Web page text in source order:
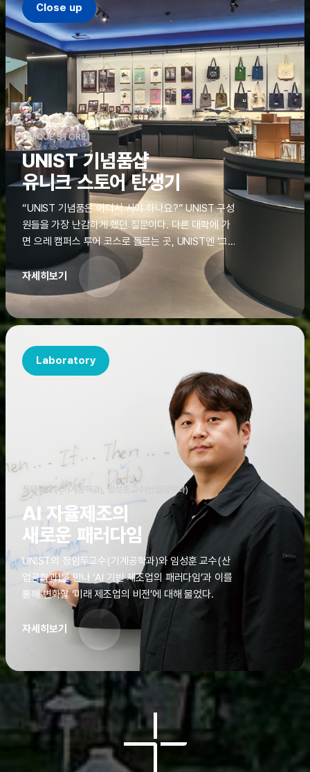
Close up
UNIQUE STORE
UNIST 기념품샵
유니크 스토어 탄생기
“UNIST 기념품은 어디서 사야 하나요?” UNIST 구성
원들을 가장 난감하게 했던 질문이다. 다른 대학에 가
면 으레 캠퍼스 투어 코스로 들르는 곳, UNIST엔 ‘그
것’이 없었다. 학교 탐방을 왔던 고등학생도, 자녀를 방
문하러 온 학부모도 빈손으로 돌려보내야 했던 아쉬움
을 달래줄 공간이 ‘유니크 스토어(UNIQUE
STORE)’라는 이름으로 지난해 11월 문을 열었다.
자세히보기
Laboratory
정임두교수(기계공학과), 임성훈교수(산업공학과)
AI 자율제조의
새로운 패러다임
UNIST의 정임두교수(기계공학과)와 임성훈 교수(산
업공학과)를 만나 ‘AI 기반 제조업의 패러다임’과 이를
통해 변화할 ‘미래 제조업의 비전’에 대해 물었다.
자세히보기